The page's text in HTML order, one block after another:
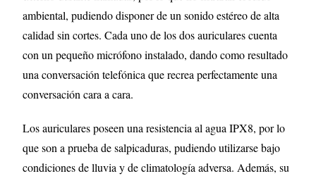
ambiental, pudiendo disponer de un sonido estéreo de alta
calidad sin cortes. Cada uno de los dos auriculares cuenta
con un pequeño micrófono instalado, dando como resultado
una conversación telefónica que recrea perfectamente una
conversación cara a cara.
Los auriculares poseen una resistencia al agua IPX8, por lo
que son a prueba de salpicaduras, pudiendo utilizarse bajo
condiciones de lluvia y de climatología adversa. Además, su